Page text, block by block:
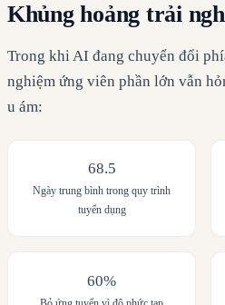
Khủng hoảng trải
Trong khi AI đang chuyển đổi
nghiệm ứng viên phần lớn vẫn
u ám:
68.5
Ngày trung bình trong quy trình
tuyển dụng
60%